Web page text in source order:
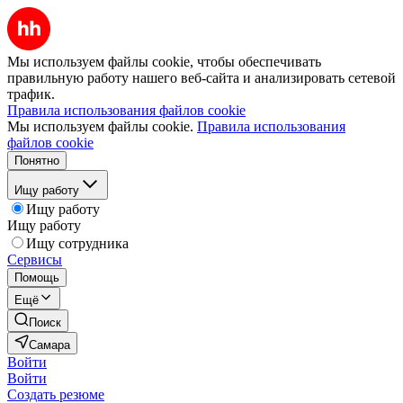
Мы используем файлы cookie, чтобы обеспечивать
правильную работу нашего веб-сайта и анализировать сетевой
трафик.
Правила использования файлов cookie
Мы используем файлы cookie. Правила использования
файлов cookie
Понятно
Ищу работу
Ищу работу
Ищу работу
Ищу сотрудника
Сервисы
Помощь
Ещё
Поиск
Самара
Войти
Войти
Создать резюме